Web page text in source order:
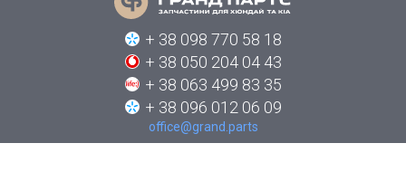
+ 38 098 770 58 18
+ 38 050 204 04 43
+ 38 063 499 83 35
+ 38 096 012 06 09
office@grand.parts